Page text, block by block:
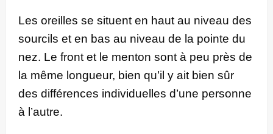
Les oreilles se situent en haut au niveau des
sourcils et en bas au niveau de la pointe du
nez. Le front et le menton sont à peu près de
la même longueur, bien qu’il y ait bien sûr
des différences individuelles d’une personne
à l’autre.